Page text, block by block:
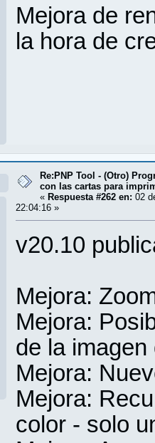
Mejora de
la hora de
Re:PNP Tool - (Otro)
con las cartas para
« Respuesta #262 en: 02
22:04:16 »
v20.10
Mejora:
Mejora:
de la imagen
Mejora:
Mejora:
color - solo